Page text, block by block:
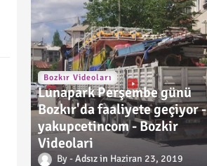
Bozkır Videoları
Lunapark Perşembe günü
Bozkır'da faaliyete geçiyor -
yakupcetincom - Bozkir
Videolari
Adsız Haziran 23, 2019